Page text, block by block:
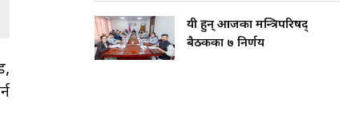
यी हुन् आजका मन्त्रिपरिषद्
बैठकका ७ निर्णय